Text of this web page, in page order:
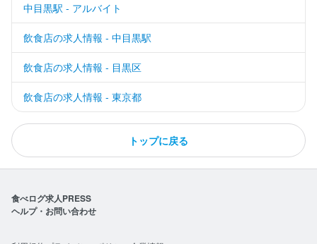
中目黒駅 - アルバイト
飲食店の求人情報 - 中目黒駅
飲食店の求人情報 - 目黒区
飲食店の求人情報 - 東京都
トップに戻る
食べログ求人PRESS
ヘルプ・お問い合わせ